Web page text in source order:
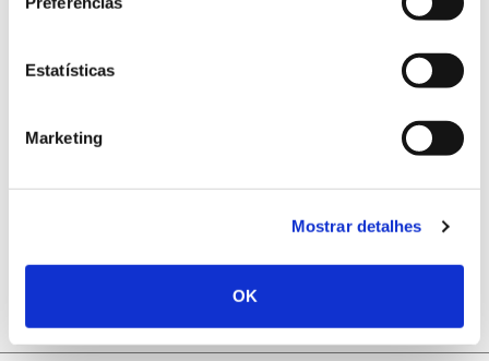
Estatísticas
Marketing
Mostrar detalhes
OK
Natureza e florestas procuram jovens voluntários